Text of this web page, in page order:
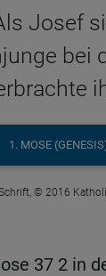
Josef
bei
1. MOSE
© 2016
37 2 in